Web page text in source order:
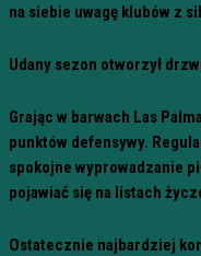
na siebie uwagę klubów z
Udany sezon otworzył
Grając w barwach Las
punktów defensywy.
spokojne wyprowadzanie
pojawiać się na listach
Ostatecznie najbardziej